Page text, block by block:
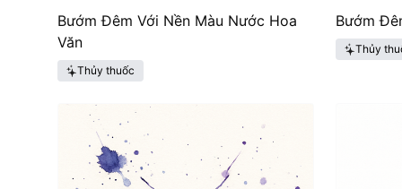
Bướm Đêm Với Nền Màu Nước Hoa
Văn
Thủy thuốc
Bướm
Thủy